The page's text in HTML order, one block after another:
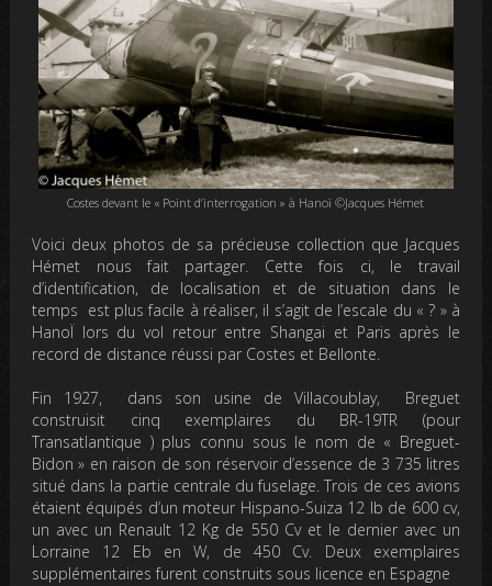
Costes devant le « Point d’interrogation » à Hanoï ©Jacques Hémet
Voici deux photos de sa précieuse collection que Jacques
Hémet nous fait partager. Cette fois ci, le travail
d’identification, de localisation et de situation dans le
temps est plus facile à réaliser, il s’agit de l’escale du « ? » à
HanoÏ lors du vol retour entre Shangai et Paris après le
record de distance réussi par Costes et Bellonte.
Fin 1927, dans son usine de Villacoublay, Breguet
construisit cinq exemplaires du BR-19TR (pour
Transatlantique ) plus connu sous le nom de « Breguet-
Bidon » en raison de son réservoir d’essence de 3 735 litres
situé dans la partie centrale du fuselage. Trois de ces avions
étaient équipés d’un moteur Hispano-Suiza 12 lb de 600 cv,
un avec un Renault 12 Kg de 550 Cv et le dernier avec un
Lorraine 12 Eb en W, de 450 Cv. Deux exemplaires
supplémentaires furent construits sous licence en Espagne